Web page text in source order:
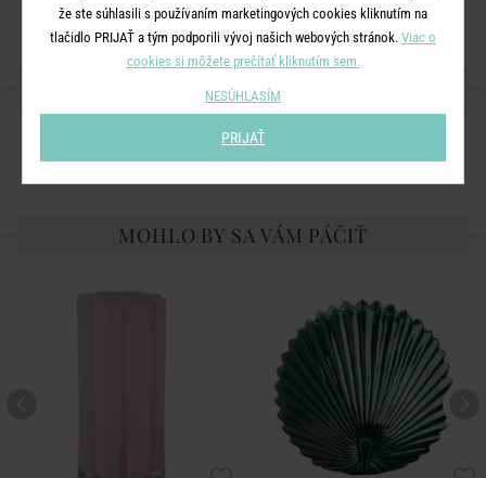
Materiál:dolomit
ZDIEĽAJTE S PRIATEĽMI
MOHLO BY SA VÁM PÁČIŤ
že ste súhlasili s používaním marketingových cookies kliknutím na
tlačidlo PRIJAŤ a tým podporili vývoj našich webových stránok. Viac o
cookies si môžete prečítať kliknutím sem.
NESÚHLASÍM
PRIJAŤ